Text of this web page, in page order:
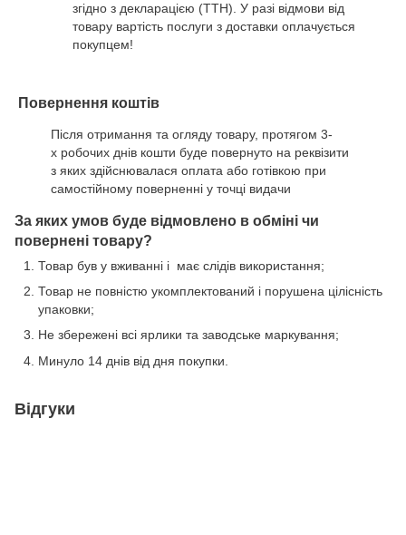
згідно з декларацією (ТТН). У разі відмови від
товару вартість послуги з доставки оплачується
покупцем!
Повернення коштів
Після отримання та огляду товару, протягом 3-
х робочих днів кошти буде повернуто на реквізити
з яких здійснювалася оплата або готівкою при
самостійному поверненні у точці видачи
За яких умов буде відмовлено в обміні чи
повернені товару?
Товар був у вживанні і має слідів використання;
Товар не повністю укомплектований і порушена цілісність
упаковки;
Не збережені всі ярлики та заводське маркування;
Минуло 14 днів від дня покупки.
Відгуки